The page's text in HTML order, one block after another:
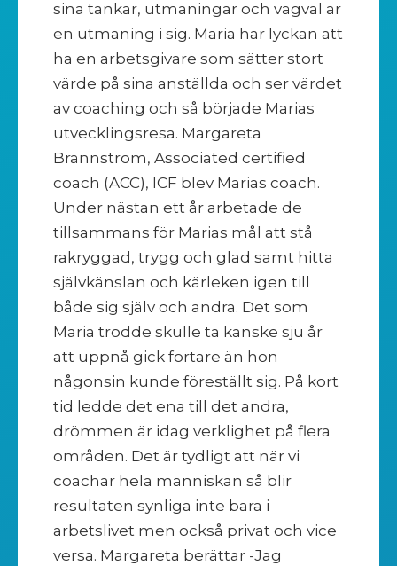
sina tankar, utmaningar och vägval är
en utmaning i sig. Maria har lyckan att
ha en arbetsgivare som sätter stort
värde på sina anställda och ser värdet
av coaching och så började Marias
utvecklingsresa. Margareta
Brännström, Associated certified
coach (ACC), ICF blev Marias coach.
Under nästan ett år arbetade de
tillsammans för Marias mål att stå
rakryggad, trygg och glad samt hitta
självkänslan och kärleken igen till
både sig själv och andra. Det som
Maria trodde skulle ta kanske sju år
att uppnå gick fortare än hon
någonsin kunde föreställt sig. På kort
tid ledde det ena till det andra,
drömmen är idag verklighet på flera
områden. Det är tydligt att när vi
coachar hela människan så blir
resultaten synliga inte bara i
arbetslivet men också privat och vice
versa. Margareta berättar -Jag